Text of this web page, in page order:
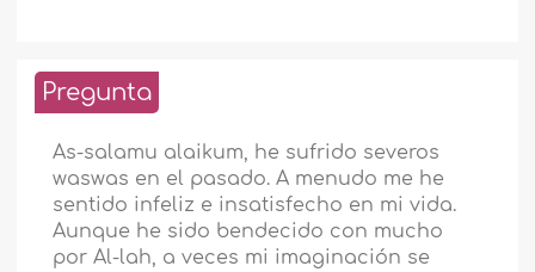
Pregunta
As-salamu alaikum, he sufrido severos
waswas en el pasado. A menudo me he
sentido infeliz e insatisfecho en mi vida.
Aunque he sido bendecido con mucho
por Al-lah, a veces mi imaginación se